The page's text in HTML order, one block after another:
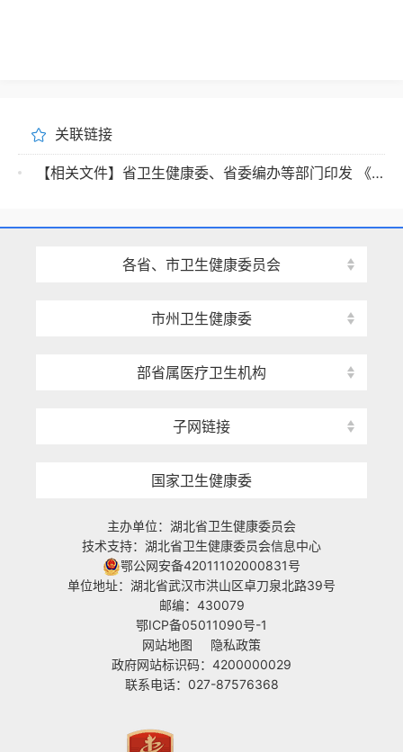
关联链接
【相关文件】省卫生健康委、省委编办等部门印发 《关于进一步完善医疗卫生服务体系的实施方案》的通知
各省、市卫生健康委员会
市州卫生健康委
部省属医疗卫生机构
子网链接
国家卫生健康委
主办单位：湖北省卫生健康委员会
技术支持：湖北省卫生健康委员会信息中心
鄂公网安备42011102000831号
单位地址：湖北省武汉市洪山区卓刀泉北路39号
邮编：430079
鄂ICP备05011090号-1
网站地图
隐私政策
政府网站标识码：4200000029
联系电话：027-87576368